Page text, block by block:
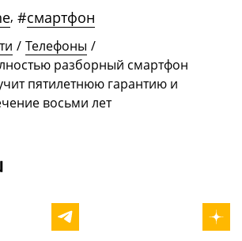
, #смартфон
/ Телефоны /
разборный смартфон
пятилетнюю гарантию и
восьми лет